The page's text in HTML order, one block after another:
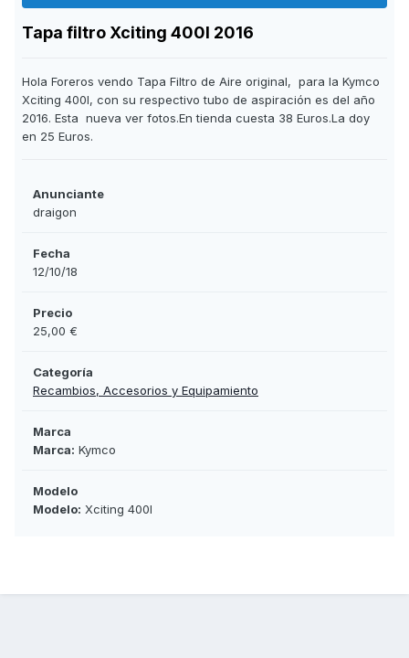
Tapa filtro Xciting 400I 2016
Hola Foreros vendo Tapa Filtro de Aire original, para la Kymco
Xciting 400I, con su respectivo tubo de aspiración es del año
2016. Esta nueva ver fotos.En tienda cuesta 38 Euros.La doy
en 25 Euros.
Anunciante
draigon
Fecha
12/10/18
Precio
25,00 €
Categoría
Recambios, Accesorios y Equipamiento
Marca
Marca: Kymco
Modelo
Modelo: Xciting 400I